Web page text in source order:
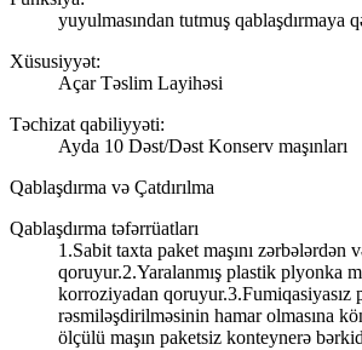
yuyulmasından tutmuş qablaşdırmaya
Xüsusiyyət:
Açar Təslim Layihəsi
Təchizat qabiliyyəti:
Ayda 10 Dəst/Dəst Konserv maşınları
Qablaşdırma və Çatdırılma
Qablaşdırma təfərrüatları
1.Sabit taxta paket maşını zərbələrdən
qoruyur.2.Yaralanmış plastik plyonka
korroziyadan qoruyur.3.Fumiqasiyasız
rəsmiləşdirilməsinin hamar olmasına
ölçülü maşın paketsiz konteynerə